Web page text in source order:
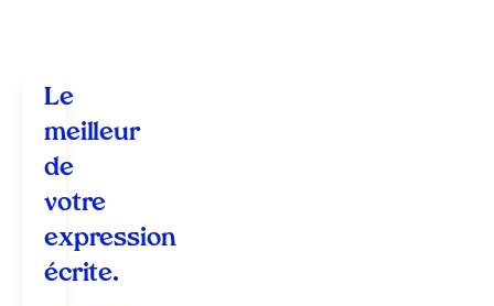
Le
meilleur
de
votre
expression
écrite.